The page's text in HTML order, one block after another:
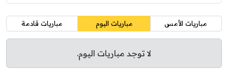
مباريات الأمس مباريات اليوم مباريات قادمة
لا توجد مباريات اليوم.